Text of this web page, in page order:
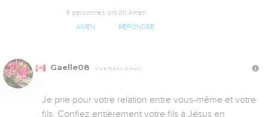
9 personnes ont dit Amen
AMEN RÉPONDRE
Gaelle08 Il y a 13 ans, 3 mois
Je prie pour votre relation entre vous-même et votre
fils. Confiez entièrement votre fils à Jésus en